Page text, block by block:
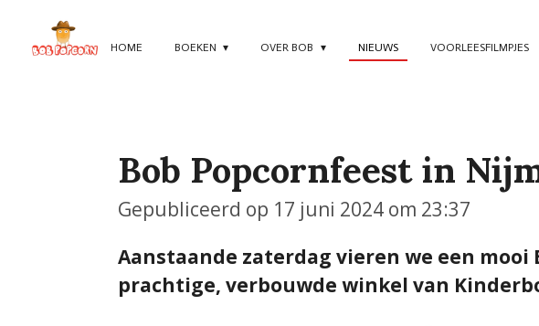
direct
HOME BOEKEN OVER BOB NIEUWS VOORLEESFILMPJES
Bob Popcornfeest in
Gepubliceerd op 17 juni 2024 om 23:37
Aanstaande zaterdag vieren we een mooi
prachtige, verbouwde winkel van